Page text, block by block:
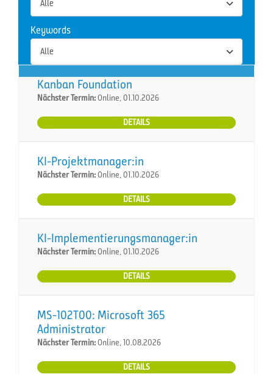
Keywords
Kanban Foundation
Nächster Termin:Online, 01.10.2026
DETAILS
KI-Projektmanager:in
Nächster Termin:Online, 01.10.2026
DETAILS
KI-Implementierungsmanager:in
Nächster Termin:Online, 01.10.2026
DETAILS
MS-102T00: Microsoft 365
Administrator
Nächster Termin:Online, 10.08.2026
DETAILS